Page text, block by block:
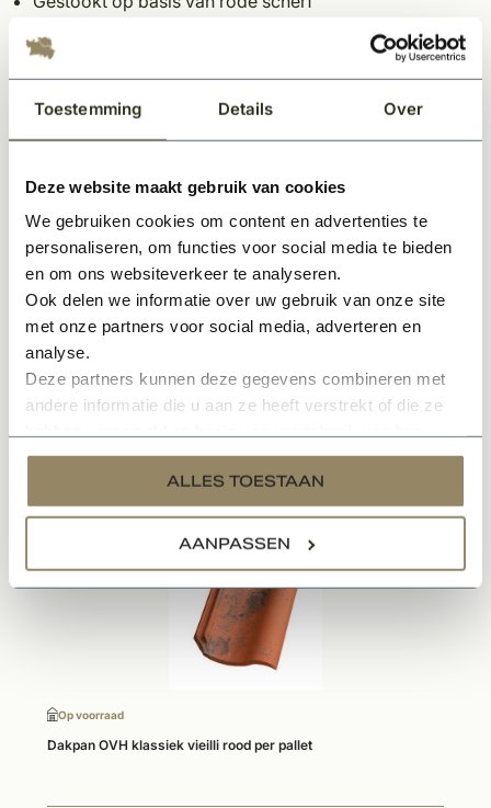
Toestemming Details Over
Deze website maakt gebruik van cookies
We gebruiken cookies om content en advertenties te
personaliseren, om functies voor social media te bieden
en om ons websiteverkeer te analyseren.
Ook delen we informatie over uw gebruik van onze site
met onze partners voor social media, adverteren en
analyse.
Deze partners kunnen deze gegevens combineren met
andere informatie die u aan ze heeft verstrekt of die ze
services.
ALLES TOESTAAN
AANPASSEN
Authentiek Wienerberger product
Vele hulpstukken verkrijgbaar
Meerdere kleurmogelijkheden
OVH
Minimale dakhelling: 25°
Zie afbeelding voor specifieke maatvoering
Zie downloadsheet voor technische informatie
Specificaties
Documenten
Gerelateerde producten
Op voorraad
Dakpan OVH klassiek vieilli rood per pallet